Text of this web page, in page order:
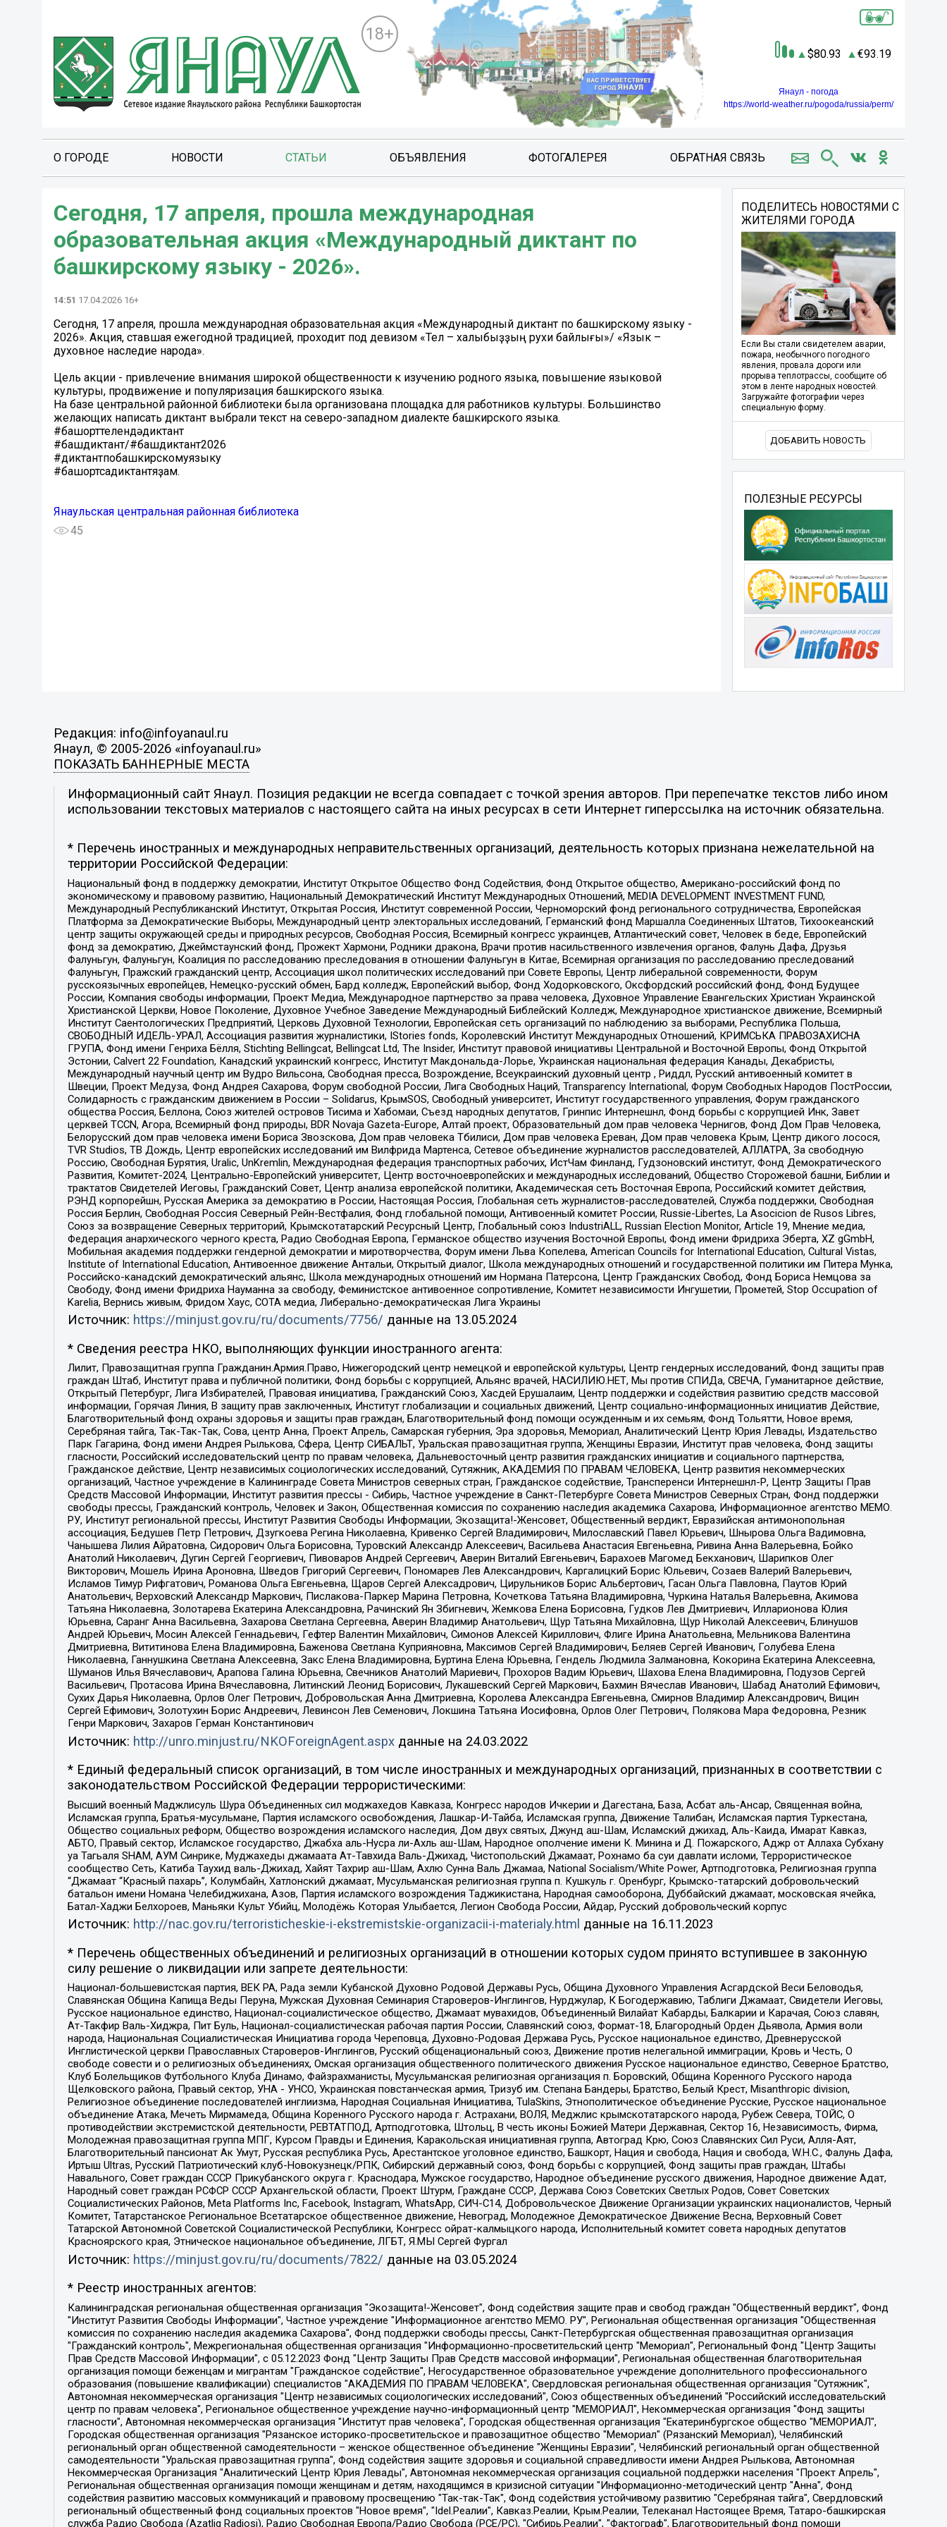
18+
80.93 93.19
Янаул - погода
https://world-weather.ru/pogoda/russia/perm/
О ГОРОДЕ НОВОСТИ СТАТЬИ ОБЪЯВЛЕНИЯ ФОТОГАЛЕРЕЯ ОБРАТНАЯ СВЯЗЬ
Сегодня, 17 апреля, прошла международная
образовательная акция «Международный диктант по
башкирскому языку - 2026».
14:51 17.04.2026 16+
Сегодня, 17 апреля, прошла международная образовательная акция «Международный диктант по башкирскому языку -
2026». Акция, ставшая ежегодной традицией, проходит под девизом «Тел – халҡыбыҙҙың рухи байлығы»/ «Язык –
духовное наследие народа».
Цель акции - привлечение внимания широкой общественности к изучению родного языка, повышение языковой
культуры, продвижение и популяризация башкирского языка.
На базе центральной районной библиотеки была организована площадка для работников культуры. Большинство
желающих написать диктант выбрали текст на северо-западном диалекте башкирского языка.
#башҡорттелендəдиктант
#башдиктант/#башдиктант2026
#диктантпобашкирскомуязыку
#башҡортсадиктантяҙам.
Янаульская центральная районная библиотека
45
ПОДЕЛИТЕСЬ НОВОСТЯМИ С
ЖИТЕЛЯМИ ГОРОДА
Если Вы стали свидетелем аварии,
пожара, необычного погодного
явления, провала дороги или
прорыва теплотрассы, сообщите об
этом в ленте народных новостей.
Загружайте фотографии через
специальную форму.
ДОБАВИТЬ НОВОСТЬ
ПОЛЕЗНЫЕ РЕСУРСЫ
Редакция: info@infoyanaul.ru
Янаул, © 2005-2026 «infoyanaul.ru»
ПОКАЗАТЬ БАННЕРНЫЕ МЕСТА
Информационный сайт Янаул. Позиция редакции не всегда совпадает с точкой зрения авторов. При перепечатке текстов либо ином
использовании текстовых материалов с настоящего сайта на иных ресурсах в сети Интернет гиперссылка на источник обязательна.
* Перечень иностранных и международных неправительственных организаций, деятельность которых признана нежелательной на
территории Российской Федерации:
Национальный фонд в поддержку демократии, Институт Открытое Общество Фонд Содействия, Фонд Открытое общество, Американо-российский фонд по
экономическому и правовому развитию, Национальный Демократический Институт Международных Отношений, MEDIA DEVELOPMENT INVESTMENT FUND,
Международный Республиканский Институт, Открытая Россия, Институт современной России, Черноморский фонд регионального сотрудничества, Европейская
Платформа за Демократические Выборы, Международный центр электоральных исследований, Германский фонд Маршалла Соединенных Штатов, Тихоокеанский
центр защиты окружающей среды и природных ресурсов, Свободная Россия, Всемирный конгресс украинцев, Атлантический совет, Человек в беде, Европейский
фонд за демократию, Джеймстаунский фонд, Прожект Хармони, Родники дракона, Врачи против насильственного извлечения органов, Фалунь Дафа, Друзья
Фалуньгун, Фалуньгун, Коалиция по расследованию преследования в отношении Фалуньгун в Китае, Всемирная организация по расследованию преследований
Фалуньгун, Пражский гражданский центр, Ассоциация школ политических исследований при Совете Европы, Центр либеральной современности, Форум
русскоязычных европейцев, Немецко-русский обмен, Бард колледж, Европейский выбор, Фонд Ходорковского, Оксфордский российский фонд, Фонд Будущее
России, Компания свободы информации, Проект Медиа, Международное партнерство за права человека, Духовное Управление Евангельских Христиан Украинской
Христианской Церкви, Новое Поколение, Духовное Учебное Заведение Международный Библейский Колледж, Международное христианское движение, Всемирный
Институт Саентологических Предприятий, Церковь Духовной Технологии, Европейская сеть организаций по наблюдению за выборами, Республика Польша,
СВОБОДНЫЙ ИДЕЛЬ-УРАЛ, Ассоциация развития журналистики, IStories fonds, Королевский Институт Международных Отношений, КРИМСЬКА ПРАВОЗАХИСНА
ГРУПА, Фонд имени Генриха Бёлля, Stichting Bellingcat, Bellingcat Ltd, The Insider, Институт правовой инициативы Центральной и Восточной Европы, Фонд Открытой
Эстонии, Calvert 22 Foundation, Канадский украинский конгресс, Институт Макдональда-Лорье, Украинская национальная федерация Канады, Декабристы,
Международный научный центр им Вудро Вильсона, Свободная пресса, Возрождение, Всеукраинский духовный центр , Риддл, Русский антивоенный комитет в
Швеции, Проект Медуза, Фонд Андрея Сахарова, Форум свободной России, Лига Свободных Наций, Transparеncy International, Форум Свободных Народов ПостРоссии,
Солидарность с гражданским движением в России – Solidarus, КрымSOS, Свободный университет, Институт государственного управления, Форум гражданского
общества Россия, Беллона, Союз жителей островов Тисима и Хабомаи, Съезд народных депутатов, Гринпис Интернешнл, Фонд борьбы с коррупцией Инк, Завет
церквей TCCN, Агора, Всемирный фонд природы, BDR Novaja Gazeta-Europe, Алтай проект, Образовательный дом прав человека Чернигов, Фонд Дом Прав Человека,
Белорусский дом прав человека имени Бориса Звозскова, Дом прав человека Тбилиси, Дом прав человека Ереван, Дом прав человека Крым, Центр дикого лосося,
TVR Studios, ТВ Дождь, Центр европейских исследований им Вилфрида Мартенса, Сетевое объединение журналистов расследователей, АЛЛАТРА, За свободную
Россию, Свободная Бурятия, Uralic, UnKremlin, Международная федерация транспортных рабочих, ИстЧам Финланд, Гудзоновский институт, Фонд Демократического
Развития, Комитет-2024, Центрально-Европейский университет, Центр восточноевропейских и международных исследований, Общество Сторожевой башни, Библии и
трактатов Свидетелей Иеговы, Гражданский Совет, Центр анализа европейской политики, Академическая сеть Восточная Европа, Российский комитет действия,
РЭНД корпорейшн, Русская Америка за демократию в России, Настоящая Россия, Глобальная сеть журналистов-расследователей, Служба поддержки, Свободная
Россия Берлин, Свободная Россия Северный Рейн-Вестфалия, Фонд глобальной помощи, Антивоенный комитет России, Russie-Libertes, La Asocicion de Rusos Libres,
Союз за возвращение Северных территорий, Крымскотатарский Ресурсный Центр, Глобальный союз IndustriALL, Russian Election Monitor, Article 19, Мнение медиа,
Федерация анархического черного креста, Радио Свободная Европа, Германское общество изучения Восточной Европы, Фонд имени Фридриха Эберта, XZ gGmbH,
Мобильная академия поддержки гендерной демократии и миротворчества, Форум имени Льва Копелева, American Councils for International Education, Cultural Vistas,
Institute of International Education, Антивоенное движение Антальи, Открытый диалог, Школа международных отношений и государственной политики им Питера Мунка,
Российско-канадский демократический альянс, Школа международных отношений им Нормана Патерсона, Центр Гражданских Свобод, Фонд Бориса Немцова за
Свободу, Фонд имени Фридриха Науманна за свободу, Феминистское антивоенное сопротивление, Комитет независимости Ингушетии, Прометей, Stop Occupation of
Karelia, Вернись живым, Фридом Хаус, СОТА медиа, Либерально-демократическая Лига Украины
Источник: https://minjust.gov.ru/ru/documents/7756/ данные на 13.05.2024
* Сведения реестра НКО, выполняющих функции иностранного агента:
Лилит, Правозащитная группа Гражданин.Армия.Право, Нижегородский центр немецкой и европейской культуры, Центр гендерных исследований, Фонд защиты прав
граждан Штаб, Институт права и публичной политики, Фонд борьбы с коррупцией, Альянс врачей, НАСИЛИЮ.НЕТ, Мы против СПИДа, СВЕЧА, Гуманитарное действие,
Открытый Петербург, Лига Избирателей, Правовая инициатива, Гражданский Союз, Хасдей Ерушалаим, Центр поддержки и содействия развитию средств массовой
информации, Горячая Линия, В защиту прав заключенных, Институт глобализации и социальных движений, Центр социально-информационных инициатив Действие,
Благотворительный фонд охраны здоровья и защиты прав граждан, Благотворительный фонд помощи осужденным и их семьям, Фонд Тольятти, Новое время,
Серебряная тайга, Так-Так-Так, Сова, центр Анна, Проект Апрель, Самарская губерния, Эра здоровья, Мемориал, Аналитический Центр Юрия Левады, Издательство
Парк Гагарина, Фонд имени Андрея Рылькова, Сфера, Центр СИБАЛЬТ, Уральская правозащитная группа, Женщины Евразии, Институт прав человека, Фонд защиты
гласности, Российский исследовательский центр по правам человека, Дальневосточный центр развития гражданских инициатив и социального партнерства,
Гражданское действие, Центр независимых социологических исследований, Сутяжник, АКАДЕМИЯ ПО ПРАВАМ ЧЕЛОВЕКА, Центр развития некоммерческих
организаций, Частное учреждение в Калининграде Совета Министров северных стран, Гражданское содействие, Трансперенси Интернешнл-Р, Центр Защиты Прав
Средств Массовой Информации, Институт развития прессы - Сибирь, Частное учреждение в Санкт-Петербурге Совета Министров Северных Стран, Фонд поддержки
свободы прессы, Гражданский контроль, Человек и Закон, Общественная комиссия по сохранению наследия академика Сахарова, Информационное агентство МЕМО.
РУ, Институт региональной прессы, Институт Развития Свободы Информации, Экозащита!-Женсовет, Общественный вердикт, Евразийская антимонопольная
ассоциация, Бедушев Петр Петрович, Дзугкоева Регина Николаевна, Кривенко Сергей Владимирович, Милославский Павел Юрьевич, Шнырова Ольга Вадимовна,
Чанышева Лилия Айратовна, Сидорович Ольга Борисовна, Туровский Александр Алексеевич, Васильева Анастасия Евгеньевна, Ривина Анна Валерьевна, Бойко
Анатолий Николаевич, Дугин Сергей Георгиевич, Пивоваров Андрей Сергеевич, Аверин Виталий Евгеньевич, Барахоев Магомед Бекханович, Шарипков Олег
Викторович, Мошель Ирина Ароновна, Шведов Григорий Сергеевич, Пономарев Лев Александрович, Каргалицкий Борис Юльевич, Созаев Валерий Валерьевич,
Исламов Тимур Рифгатович, Романова Ольга Евгеньевна, Щаров Сергей Алексадрович, Цирульников Борис Альбертович, Гасан Ольга Павловна, Паутов Юрий
Анатольевич, Верховский Александр Маркович, Пислакова-Паркер Марина Петровна, Кочеткова Татьяна Владимировна, Чуркина Наталья Валерьевна, Акимова
Татьяна Николаевна, Золотарева Екатерина Александровна, Рачинский Ян Збигневич, Жемкова Елена Борисовна, Гудков Лев Дмитриевич, Илларионова Юлия
Юрьевна, Саранг Анна Васильевна, Захарова Светлана Сергеевна, Аверин Владимир Анатольевич, Щур Татьяна Михайловна, Щур Николай Алексеевич, Блинушов
Андрей Юрьевич, Мосин Алексей Геннадьевич, Гефтер Валентин Михайлович, Симонов Алексей Кириллович, Флиге Ирина Анатольевна, Мельникова Валентина
Дмитриевна, Вититинова Елена Владимировна, Баженова Светлана Куприяновна, Максимов Сергей Владимирович, Беляев Сергей Иванович, Голубева Елена
Николаевна, Ганнушкина Светлана Алексеевна, Закс Елена Владимировна, Буртина Елена Юрьевна, Гендель Людмила Залмановна, Кокорина Екатерина Алексеевна,
Шуманов Илья Вячеславович, Арапова Галина Юрьевна, Свечников Анатолий Мариевич, Прохоров Вадим Юрьевич, Шахова Елена Владимировна, Подузов Сергей
Васильевич, Протасова Ирина Вячеславовна, Литинский Леонид Борисович, Лукашевский Сергей Маркович, Бахмин Вячеслав Иванович, Шабад Анатолий Ефимович,
Сухих Дарья Николаевна, Орлов Олег Петрович, Добровольская Анна Дмитриевна, Королева Александра Евгеньевна, Смирнов Владимир Александрович, Вицин
Сергей Ефимович, Золотухин Борис Андреевич, Левинсон Лев Семенович, Локшина Татьяна Иосифовна, Орлов Олег Петрович, Полякова Мара Федоровна, Резник
Генри Маркович, Захаров Герман Константинович
Источник: http://unro.minjust.ru/NKOForeignAgent.aspxданные на 24.03.2022
* Единый федеральный список организаций, в том числе иностранных и международных организаций, признанных в соответствии с
законодательством Российской Федерации террористическими:
Высший военный Маджлисуль Шура Объединенных сил моджахедов Кавказа, Конгресс народов Ичкерии и Дагестана, База, Асбат аль-Ансар, Священная война,
Исламская группа, Братья-мусульмане, Партия исламского освобождения, Лашкар-И-Тайба, Исламская группа, Движение Талибан, Исламская партия Туркестана,
Общество социальных реформ, Общество возрождения исламского наследия, Дом двух святых, Джунд аш-Шам, Исламский джихад, Аль-Каида, Имарат Кавказ,
АБТО, Правый сектор, Исламское государство, Джабха аль-Нусра ли-Ахль аш-Шам, Народное ополчение имени К. Минина и Д. Пожарского, Аджр от Аллаха Субхану
уа Тагьаля SHAM, АУМ Синрике, Муджахеды джамаата Ат-Тавхида Валь-Джихад, Чистопольский Джамаат, Рохнамо ба суи давлати исломи, Террористическое
сообщество Сеть, Катиба Таухид валь-Джихад, Хайят Тахрир аш-Шам, Ахлю Сунна Валь Джамаа, National Socialism/White Power, Артподготовка, Религиозная группа
“Джамаат “Красный пахарь”, Колумбайн, Хатлонский джамаат, Мусульманская религиозная группа п. Кушкуль г. Оренбург, Крымско-татарский добровольческий
батальон имени Номана Челебиджихана, Азов, Партия исламского возрождения Таджикистана, Народная самооборона, Дуббайский джамаат, московская ячейка,
Батал-Хаджи Белхороев, Маньяки Культ Убийц, Молодёжь Которая Улыбается, Легион Свобода России, Айдар, Русский добровольческий корпус
Источник: http://nac.gov.ru/terroristicheskie-i-ekstremistskie-organizacii-i-materialy.html данные на 16.11.2023
* Перечень общественных объединений и религиозных организаций в отношении которых судом принято вступившее в законную
силу решение о ликвидации или запрете деятельности:
Национал-большевистская партия, ВЕК РА, Рада земли Кубанской Духовно Родовой Державы Русь, Община Духовного Управления Асгардской Веси Беловодья,
Славянская Община Капища Веды Перуна, Мужская Духовная Семинария Староверов-Инглингов, Нурджулар, К Богодержавию, Таблиги Джамаат, Свидетели Иеговы,
Русское национальное единство, Национал-социалистическое общество, Джамаат мувахидов, Объединенный Вилайат Кабарды, Балкарии и Карачая, Союз славян,
Ат-Такфир Валь-Хиджра, Пит Буль, Национал-социалистическая рабочая партия России, Славянский союз, Формат-18, Благородный Орден Дьявола, Армия воли
народа, Национальная Социалистическая Инициатива города Череповца, Духовно-Родовая Держава Русь, Русское национальное единство, Древнерусской
Инглистической церкви Православных Староверов-Инглингов, Русский общенациональный союз, Движение против нелегальной иммиграции, Кровь и Честь, О
свободе совести и о религиозных объединениях, Омская организация общественного политического движения Русское национальное единство, Северное Братство,
Клуб Болельщиков Футбольного Клуба Динамо, Файзрахманисты, Мусульманская религиозная организация п. Боровский, Община Коренного Русского народа
Щелковского района, Правый сектор, УНА - УНСО, Украинская повстанческая армия, Тризуб им. Степана Бандеры, Братство, Белый Крест, Misanthropic division,
Религиозное объединение последователей инглиизма, Народная Социальная Инициатива, TulaSkins, Этнополитическое объединение Русские, Русское национальное
объединение Атака, Мечеть Мирмамеда, Община Коренного Русского народа г. Астрахани, ВОЛЯ, Меджлис крымскотатарского народа, Рубеж Севера, ТОЙС, О
противодействии экстремистской деятельности, РЕВТАТПОД, Артподготовка, Штольц, В честь иконы Божией Матери Державная, Сектор 16, Независимость, Фирма,
Молодежная правозащитная группа МПГ, Курсом Правды и Единения, Каракольская инициативная группа, Автоград Крю, Союз Славянских Сил Руси, Алля-Аят,
Благотворительный пансионат Ак Умут, Русская республика Русь, Арестантское уголовное единство, Башкорт, Нация и свобода, Нация и свобода, W.H.С., Фалунь Дафа,
Иртыш Ultras, Русский Патриотический клуб-Новокузнецк/РПК, Сибирский державный союз, Фонд борьбы с коррупцией, Фонд защиты прав граждан, Штабы
Навального, Совет граждан СССР Прикубанского округа г. Краснодара, Мужское государство, Народное объединение русского движения, Народное движение Адат,
Народный совет граждан РСФСР СССР Архангельской области, Проект Штурм, Граждане СССР, Держава Союз Советских Светлых Родов, Совет Советских
Социалистических Районов, Meta Platforms Inc, Facebook, Instagram, WhatsApp, СИЧ-С14, Добровольческое Движение Организации украинских националистов, Черный
Комитет, Татарстанское Региональное Всетатарское общественное движение, Невоград, Молодежное Демократическое Движение Весна, Верховный Совет
Татарской Автономной Советской Социалистической Республики, Конгресс ойрат-калмыцкого народа, Исполнительный комитет совета народных депутатов
Красноярского края, Этническое национальное объединение, ЛГБТ, Я.МЫ Сергей Фургал
Источник: https://minjust.gov.ru/ru/documents/7822/ данные на 03.05.2024
* Реестр иностранных агентов:
Калининградская региональная общественная организация "Экозащита!-Женсовет", Фонд содействия защите прав и свобод граждан "Общественный вердикт", Фонд "Институт Развития Свободы Информации", Частное учреждение "Информационное агентство МЕМО. РУ", Региональная общественная организация "Общественная комиссия по сохранению наследия академика Сахарова", Фонд поддержки свободы прессы, Санкт-Петербургская общественная правозащитная организация "Гражданский контроль", Межрегиональная общественная организация "Информационно-просветительский центр "Мемориал", Региональный Фонд "Центр Защиты Прав Средств Массовой Информации", с 05.12.2023 Фонд "Центр Защиты Прав Средств массовой информации", Региональная общественная благотворительная организация помощи беженцам и мигрантам "Гражданское содействие", Негосударственное образовательное учреждение дополнительного профессионального образования (повышение квалификации) специалистов "АКАДЕМИЯ ПО ПРАВАМ ЧЕЛОВЕКА", Свердловская региональная общественная организация "Сутяжник", Автономная некоммерческая организация "Центр независимых социологических исследований", Союз общественных объединений "Российский исследовательский центр по правам человека", Региональное общественное учреждение научно-информационный центр "МЕМОРИАЛ", Некоммерческая организация "Фонд защиты гласности", Автономная некоммерческая организация "Институт прав человека", Городская общественная организация "Екатеринбургское общество "МЕМОРИАЛ", Городская общественная организация "Рязанское историко-просветительское и правозащитное общество "Мемориал" (Рязанский Мемориал), Челябинский региональный орган общественной самодеятельности – женское общественное объединение "Женщины Евразии", Челябинский региональный орган общественной самодеятельности "Уральская правозащитная группа", Фонд содействия защите здоровья и социальной справедливости имени Андрея Рылькова, Автономная Некоммерческая Организация "Аналитический Центр Юрия Левады", Автономная некоммерческая организация социальной поддержки населения "Проект Апрель", Региональная общественная организация помощи женщинам и детям, находящимся в кризисной ситуации "Информационно-методический центр "Анна", Фонд содействия развитию массовых коммуникаций и правовому просвещению "Так-так-Так", Фонд содействия устойчивому развитию "Серебряная тайга", Свердловский региональный общественный фонд социальных проектов "Новое время", "Idel.Реалии", Кавказ.Реалии, Крым.Реалии, Телеканал Настоящее Время, Татаро-башкирская служба Радио Свобода (Azatliq Radiosi), Радио Свободная Европа/Радио Свобода (PCE/PC), "Сибирь.Реалии", "Фактограф", Благотворительный фонд помощи осужденным и их семьям, Автономная некоммерческая организация "Институт глобализации и социальных движений", Фонд "В защиту прав заключенных", Частное учреждение "Центр поддержки и содействия развитию средств массовой информации", Пензенский региональный общественный благотворительный фонд "Гражданский союз", "Север.Реалии", Некоммерческая организация Фонд "Правовая инициатива", Общество с ограниченной ответственностью "Радио Свободная Европа/Радио Свобода", Чешское информационное агентство "MEDIUM-ORIENT", Красноярская региональная общественная организация "Мы против СПИДа", Камалягин Денис Николаевич, Маркелов Сергей Евгеньевич, Пономарев Лев Александрович, Савицкая Людмила Алексеевна, Автономная некоммерческая организация "Центр по работе с проблемой насилия "НАСИЛИЮ.НЕТ", Межрегиональный профессиональный союз работников здравоохранения "Альянс врачей", Юридическое лицо, зарегистрированное в Латвийской Республике, SIA "Medusa Project" (регистрационный номер 40103797863, дата регистрации 10.06.2014), Некоммерческая организация "Фонд по борьбе с коррупцией", Автономная некоммерческая организация "Институт права и публичной политики", Баданин Роман Сергеевич, Гликин Максим Александрович, Железнова Мария Михайловна, Лукьянова Юлия Сергеевна, Маетная Елизавета Витальевна, Маняхин Петр Борисович, Чуракова Ольга Владимировна, Ярош Юлия Петровна, Юридическое лицо "The Insider SIA", зарегистрированное в Риге, Латвийская Республика (дата регистрации 26.06.2015), являющееся администратором доменного имени интернет-издания "The Insider SIA", https://theins.ru, Постернак Алексей Евгеньевич, Рубин Михаил Аркадьевич, Анин Роман Александрович, Юридическое лицо Istories fonds, зарегистрированное в Латвийской Республике (регистрационный номер 50008295751, дата регистрации 24.02.2020), Великовский Дмитрий Александрович, Долинина Ирина Николаевна, Мароховская Алеся Алексеевна, Шлейнов Роман Юрьевич, Шмагун Олеся Валентиновна, Общество с ограниченной ответственностью "Альтаир 2021", Общество с ограниченной ответственностью "Вега 2021", Общество с ограниченной ответственностью "Главный редактор 2021", Общество с ограниченной ответственностью "Ромашки монолит", Важенков Артем Валерьевич, Ивановская областная общественная организация "Центр гендерных исследований", Гурман Юрий Альбертович, Медиапроект "ОВД-Инфо", Егоров Владимир Владимирович, Жилинский Владимир Александрович, Общество с ограниченной ответственностью "ЗП", Иванова София Юрьевна, Карезина Инна Павловна, Кильтау Екатерина Викторовна, Петров Алексей Викторович, Пискунов Сергей Евгеньевич, Смирнов Сергей Сергеевич, Тихонов Михаил Сергеевич, Общество с ограниченной ответственностью "ЖУРНАЛИСТ-ИНОСТРАННЫЙ АГЕНТ", Арапова Галина Юрьевна, Вольтская Татьяна Анатольевна, Американская компания "Mason G.E.S. Anonymous Foundation" (США), являющаяся владельцем интернет-издания https://mnews.world/, Компания "Stichting Bellingcat", зарегистрированная в Нидерландах (дата регистрации 11.07.2018), Захаров Андрей Вячеславович, Клепиковская Екатерина Дмитриевна, Общество с ограниченной ответственностью "МЕМО", Перл Роман Александрович, Симонов Евгений Алексеевич, Соловьева Елена Анатольевна, Сотников Даниил Владимирович, Сурначева Елизавета Дмитриевна, Автономная некоммерческая организация по защите прав человека и информированию населения "Якутия – Наше Мнение", Общество с ограниченной ответственностью "Москоу диджитал медиа", с 26.01.2023 Общество с ограниченной ответственностью "Чайка Белые сады", Ветошкина Валерия Валерьевна, Заговора Максим Александрович, Межрегиональное общественное движение "Российская ЛГБТ - сеть", Оленичев Максим Владимирович, Павлов Иван Юрьевич, Скворцова Елена Сергеевна, Общество с ограниченной ответственностью "Как бы инагент", Кочетков Игорь Викторович, Общество с ограниченной ответственностью "Честные выборы", Еланчик Олег Александрович, Общество с ограниченной ответственностью "Нобелевский призыв", Гималова Регина Эмилевна, Григорьев Андрей Валерьевич, Григорьева Алина Александровна, Ассоциация по содействию защите прав призывников, альтернативнослужащих и военнослужащих "Правозащитная группа "Гражданин.Армия.Право", Хисамова Регина Фаритовна, Автономная некоммерческая организация по реализации социально-правовых программ "Лилит", Дальневосточное общественное движение "Маяк", Санкт-Петербургская ЛГБТ-инициативная группа "Выход", Инициативная группа ЛГБТ+ "Реверс", Алексеев Андрей Викторович, Бекбулатова Таисия Львовна, Беляев Иван Михайлович, Владыкина Елена Сергеевна, Гельман Марат Александрович, Никульшина Вероника Юрьевна, Толоконникова Надежда Андреевна, Шендерович Виктор Анатольевич, Общество с ограниченной ответственностью "Данное сообщение", Общество с ограниченной ответственностью Издательский дом "Новая глава", Айнбиндер Александра Александровна, Московский комьюнити-центр для ЛГБТ+инициатив, Благотворительный фонд развития филантропии, Deutsche Welle (Германия, Kurt-Schumacher-Strasse 3, 53113 Bonn), Борзунова Мария Михайловна, Воробьев Виктор Викторович, Голубева Анна Львовна, Константинова Алла Михайловна, Малкова Ирина Владимировна, Мурадов Мурад Абдулгалимович, Осетинская Елизавета Николаевна, Понасенков Евгений Николаевич, Ганапольский Матвей Юрьевич, Киселев Евгений Алексеевич, Борухович Ирина Григорьевна, Дремин Иван Тимофеевич, Дубровский Дмитрий Викторович, Красноярская региональная общественная организация поддержки и развития альтернативных образовательных технологий и межкультурных коммуникаций "ИНТЕРРА", Маяковская Екатерина Алексеевна, Фейгин Марк Захарович, Филимонов Андрей Викторович, Дзугкоева Регина Николаевна, Доброхотов Роман Александрович, Дудь Юрий Александрович, Елкин Сергей Владимирович, Кругликов Кирилл Игоревич, Сабунаева Мария Леонидовна, Семенов Алексей Владимирович, Шаинян Карен Багратович, Шульман Екатерина Михайловна, Асафьев Артур Валерьевич, Вахштайн Виктор Семенович, Венедиктов Алексей Алексеевич, Лушникова Екатерина Евгеньевна, Волков Леонид Михайлович, Невзоров Александр Глебович, Пархоменко Сергей Борисович, Сироткин Ярослав Николаевич, Кара-Мурза Владимир Владимирович, Баранова Наталья Владимировна, Гозман Леонид Яковлевич, Кагарлицкий Борис Юльевич, Климарев Михаил Валерьевич, Милов Владимир Станиславович, Автономная некоммерческая организация Краснодарский центр современного искусства "Типография", Моргенштерн Алишер Тагирович, Соболь Любовь Эдуардовна, Общество с ограниченной ответственностью "ЛИЗА НОРМ", Каспаров Гарри Кимович, Ходорковский Михаил Борисович, Общество с ограниченной ответственностью "Апрельские тезисы", Данилович Ирина Брониславовна, Кашин Олег Владимирович, Петров Николай Владимирович, Пивоваров Алексей Владимирович, Соколов Михаил Владимирович, Цветкова Юлия Владимировна, Чичваркин Евгений Александрович, Комитет против пыток/Команда против пыток, Общество с ограниченной ответственностью "Первый научный", Общество с ограниченной ответственностью "Вертолет и ко", Белоцерковская Вероника Борисовна, Кац Максим Евгеньевич, Лазарева Татьяна Юрьевна, Шаведдинов Руслан Табризович, Яшин Илья Валерьевич, Общество с ограниченной ответственностью "Иноагент ААВ", Алешковский Дмитрий Петрович, Альбац Евгения Марковна, Быков Дмитрий Львович, Галямина Юлия Евгеньевна, Лойко Сергей Леонидович, Мартынов Кирилл Константинович, Медведев Сергей Александрович, Крашенинников Федор Геннадиевич, Гордеева Катерина Вл